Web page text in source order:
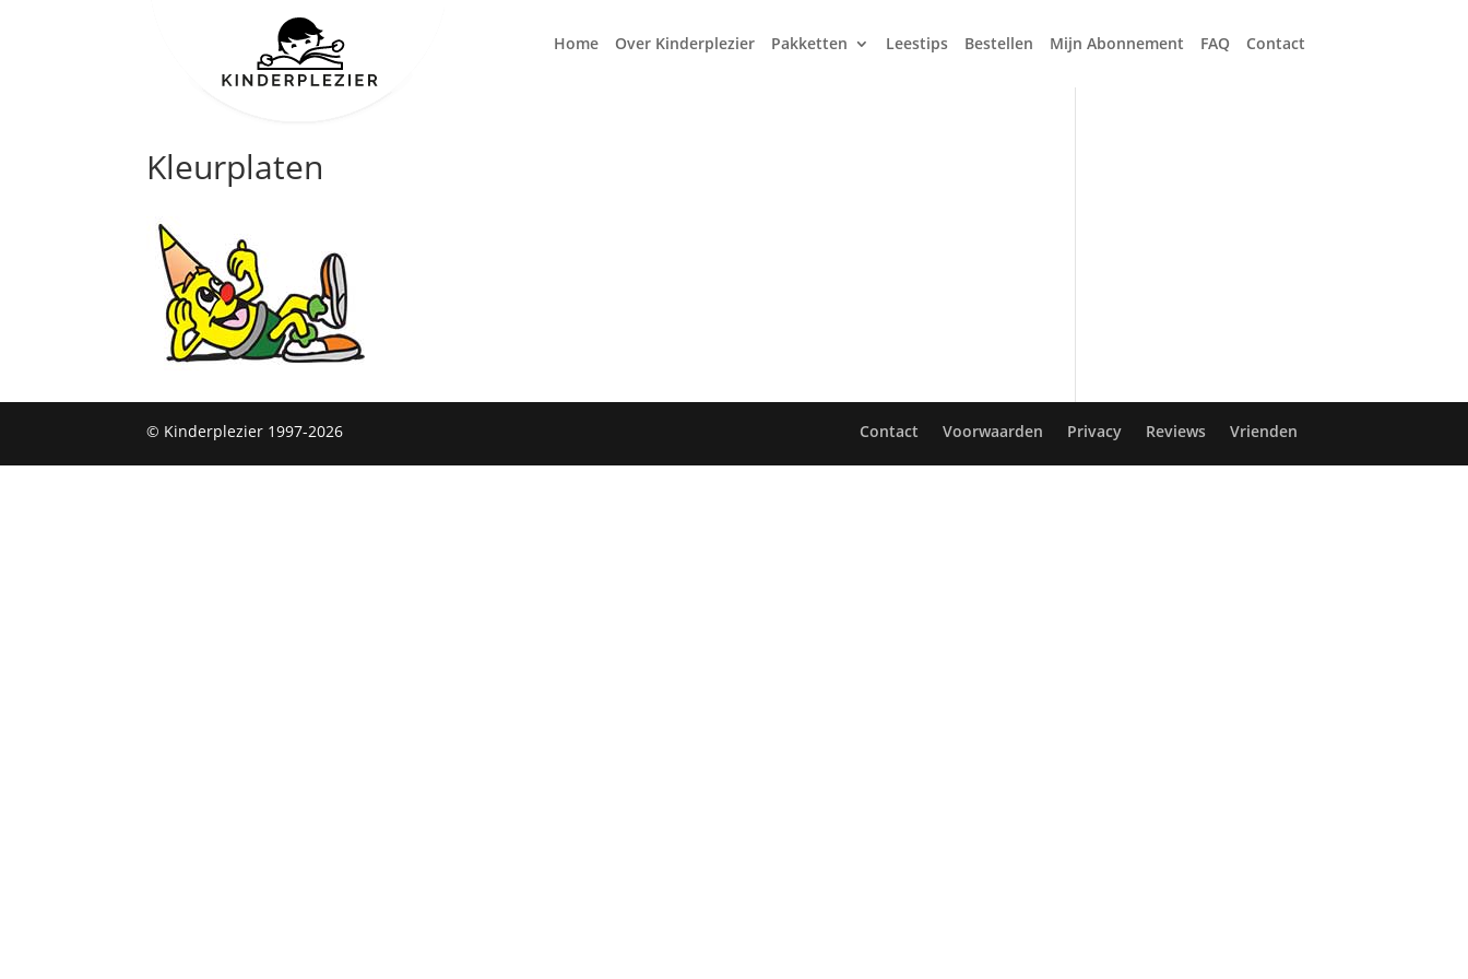
Home Over Kinderplezier Pakketten Leestips Bestellen Mijn Abonnement FAQ Contact
Kleurplaten
Contact Voorwaarden Privacy Reviews Vrienden
© Kinderplezier 1997-2026